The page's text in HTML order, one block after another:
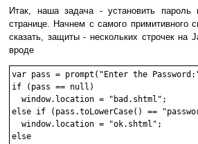
Итак, наша задача - установить пароль
странице. Начнем с самого примитивного
сказать, защиты - нескольких строчек на
вроде
var pass = prompt("Enter the
if (pass == null)
  window.location = "bad.shtml";
else if (pass.toLowerCase() ==
  window.location = "ok.shtml";
else